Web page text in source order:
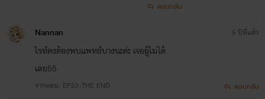
ตอบกลับ
Nannan
ไรท์คงต้องพบแพทย์บางนะค่ะ เจอผู้ไม่ได้
เลย55
จากตอน: EP23::THE END
5 ปีที่แล้ว
ตอบกลับ